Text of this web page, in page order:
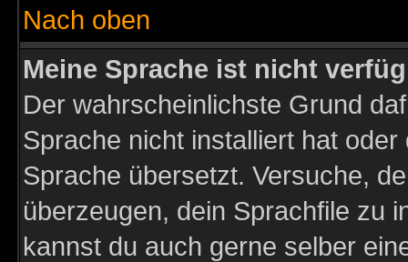
Nach oben
Meine Sprache ist nicht
Der wahrscheinlichste Grund
Sprache nicht installiert hat
Sprache übersetzt. Versuche,
überzeugen, dein Sprachfile zu
kannst du auch gerne selber